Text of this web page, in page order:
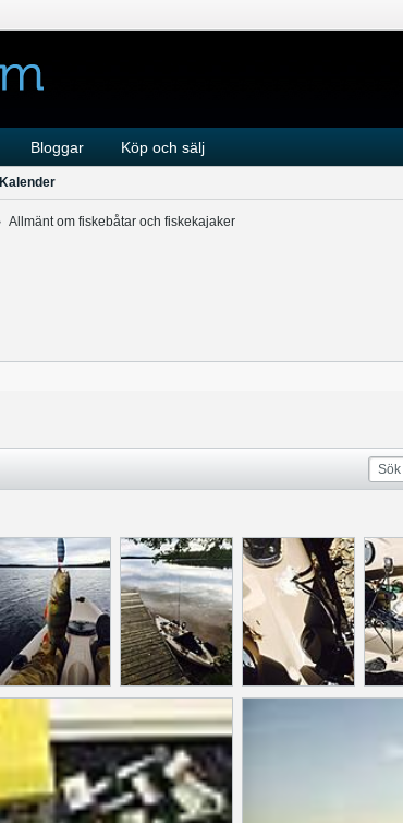
Bloggar Köp och sälj
Kalender
Allmänt om fiskebåtar och fiskekajaker